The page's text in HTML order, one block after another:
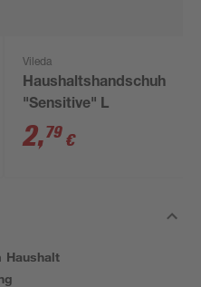
Vileda
Haushaltshandschuh
"Sensitive" L
2,79 €
Haushalt